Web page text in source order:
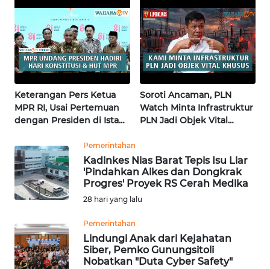
Terkini pertama di Fujisawa
Keterangan Pers Ketua
MPR RI, Usai Pertemuan
dengan Presiden di Istana
Soroti Ancaman, PLN
Watch Minta Infrastruktur
PLN Jadi Objek Vital
Pemerintahan
Kadinkes Nias Barat Tepis Isu Liar
'Pindahkan Alkes dan Dongkrak
Progres' Proyek RS Cerah Medika
28 hari yang lalu
Pemerintahan
Lindungi Anak dari Kejahatan
Siber, Pemko Gunungsitoli
Nobatkan "Duta Cyber Safety"
BALI
WN
KALBAR
WN
KALTENG
WN
WN
KALSEL
KALTIM
WN